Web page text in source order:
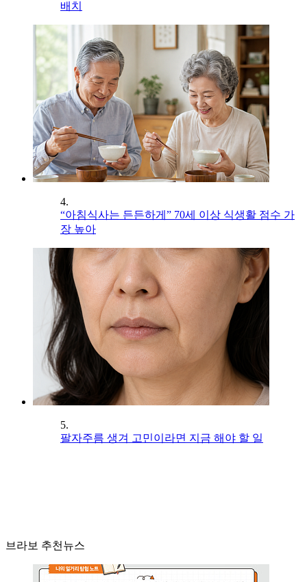
배치
4.
“아침식사는 든든하게” 70세 이상 식생활 점수 가
장 높아
5.
팔자주름 생겨 고민이라면 지금 해야 할 일
브라보 추천뉴스